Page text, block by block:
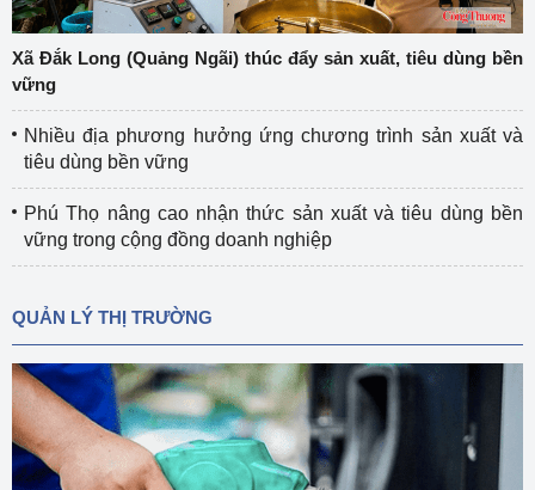
Xã Đắk Long (Quảng Ngãi) thúc đẩy sản xuất, tiêu dùng bền
vững
Nhiều địa phương hưởng ứng chương trình sản xuất và
tiêu dùng bền vững
Phú Thọ nâng cao nhận thức sản xuất và tiêu dùng bền
vững trong cộng đồng doanh nghiệp
QUẢN LÝ THỊ TRƯỜNG